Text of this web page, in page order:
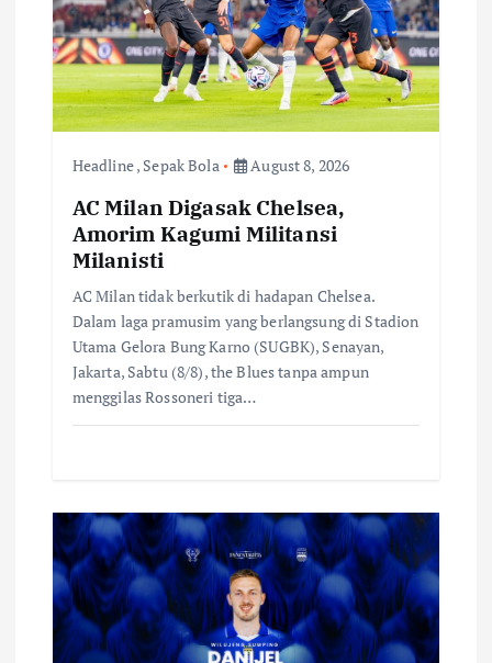
t
o
Headline, Sepak Bola August 8, 2026
AC Milan Digasak Chelsea,
Amorim Kagumi Militansi
Milanisti
AC Milan tidak berkutik di hadapan Chelsea.
Dalam laga pramusim yang berlangsung di Stadion
Utama Gelora Bung Karno (SUGBK), Senayan,
Jakarta, Sabtu (8/8), the Blues tanpa ampun
menggilas Rossoneri tiga…